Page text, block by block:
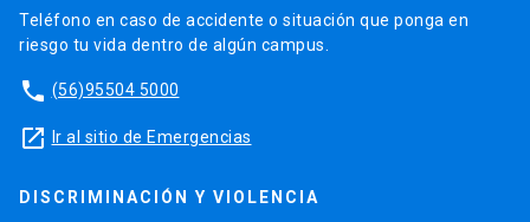
Teléfono en caso de accidente o situación que ponga en
riesgo tu vida dentro de algún campus.
phone (56)95504 5000
launch Ir al sitio de Emergencias
DISCRIMINACIÓN Y VIOLENCIA